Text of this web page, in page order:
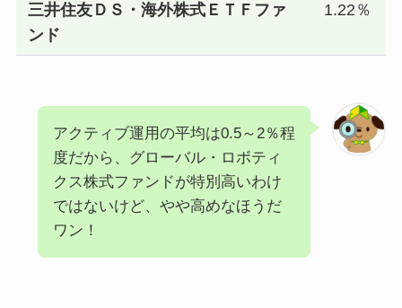
三井住友ＤＳ・海外株式ＥＴＦファ
ンド
1.22％
アクティブ運用の平均は0.5～2％程
度だから、グローバル・ロボティ
クス株式ファンドが特別高いわけ
ではないけど、やや高めなほうだ
ワン！